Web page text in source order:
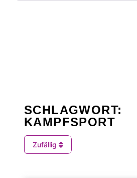
SCHLAGWORT:
KAMPFSPORT
Zufällig